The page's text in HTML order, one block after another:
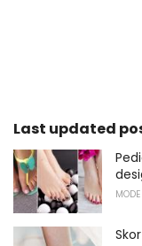
Last updated
MODE